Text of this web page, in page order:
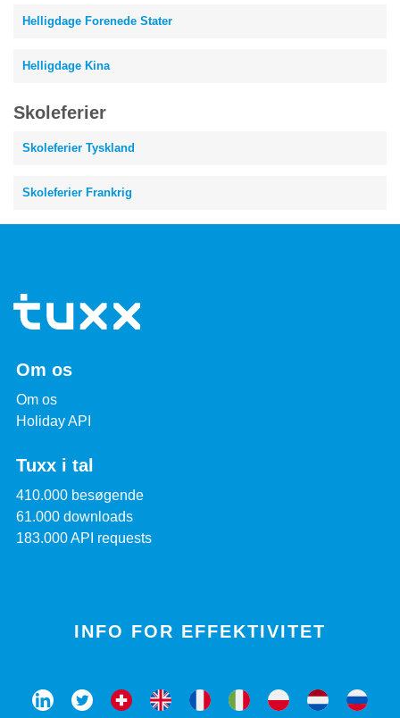
Helligdage Forenede Stater
Helligdage Kina
Skoleferier
Skoleferier Tyskland
Skoleferier Frankrig
Om os
Om os
Holiday API
Tuxx i tal
410.000 besøgende
61.000 downloads
183.000 API requests
INFO FOR EFFEKTIVITET